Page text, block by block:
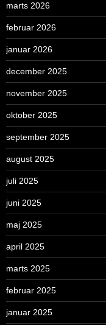
marts 2026
februar 2026
januar 2026
december 2025
november 2025
oktober 2025
september 2025
august 2025
juli 2025
juni 2025
maj 2025
april 2025
marts 2025
februar 2025
januar 2025